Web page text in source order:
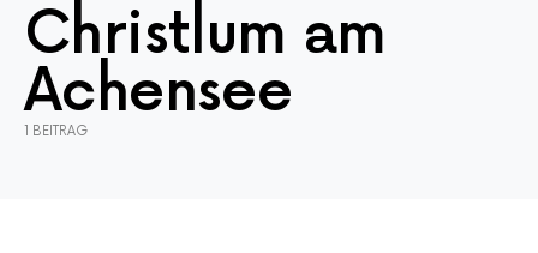
Christlum am
Achensee
1 BEITRAG